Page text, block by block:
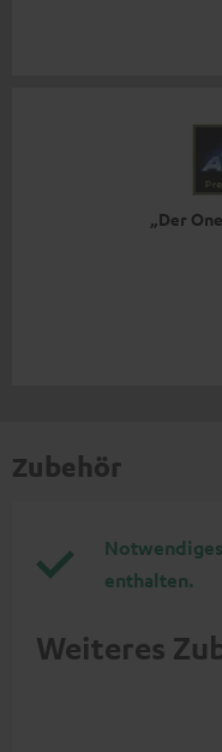
„Der
Zubehör
enthalten.
Weiteres